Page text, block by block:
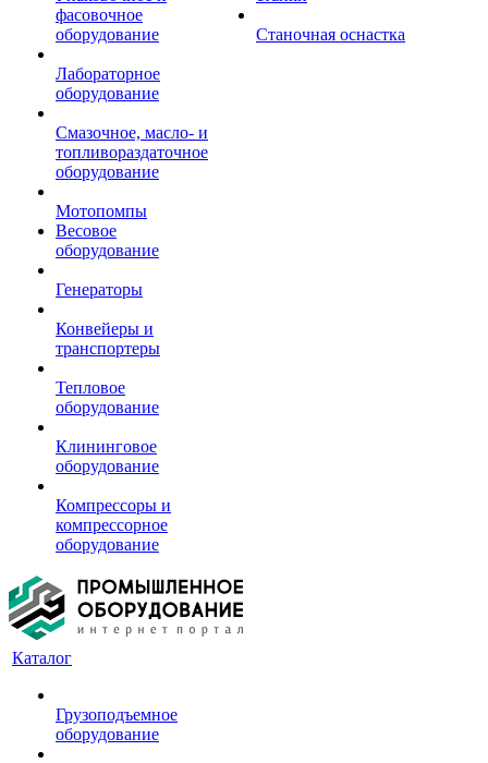
фасовочное
оборудование
Лабораторное
оборудование
Смазочное, масло- и
топливораздаточное
оборудование
Мотопомпы
Весовое
оборудование
Генераторы
Конвейеры и
транспортеры
Тепловое
оборудование
Клининговое
оборудование
Компрессоры и
компрессорное
оборудование
Станочная оснастка
Каталог
Грузоподъемное
оборудование